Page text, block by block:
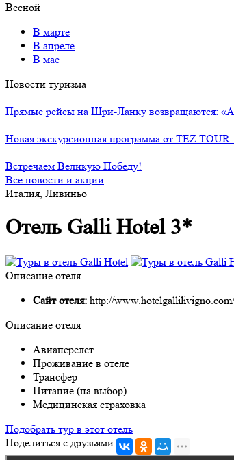
Весной
В марте
В апреле
В мае
Новости туризма
Прямые рейсы на Шри-Ланку возвращаются:
Новая экскурсионная программа от TEZ
Встречаем Великую Победу!
Все новости и акции
Италия, Ливиньо
Отель Galli Hotel 3*
Описание отеля
Сайт отеля: http://www.hotelgallilivigno.com/
Описание отеля
Авиаперелет
Проживание в отеле
Трансфер
Питание (на выбор)
Медицинская страховка
Подобрать тур в этот отель
Поделиться с друзьями